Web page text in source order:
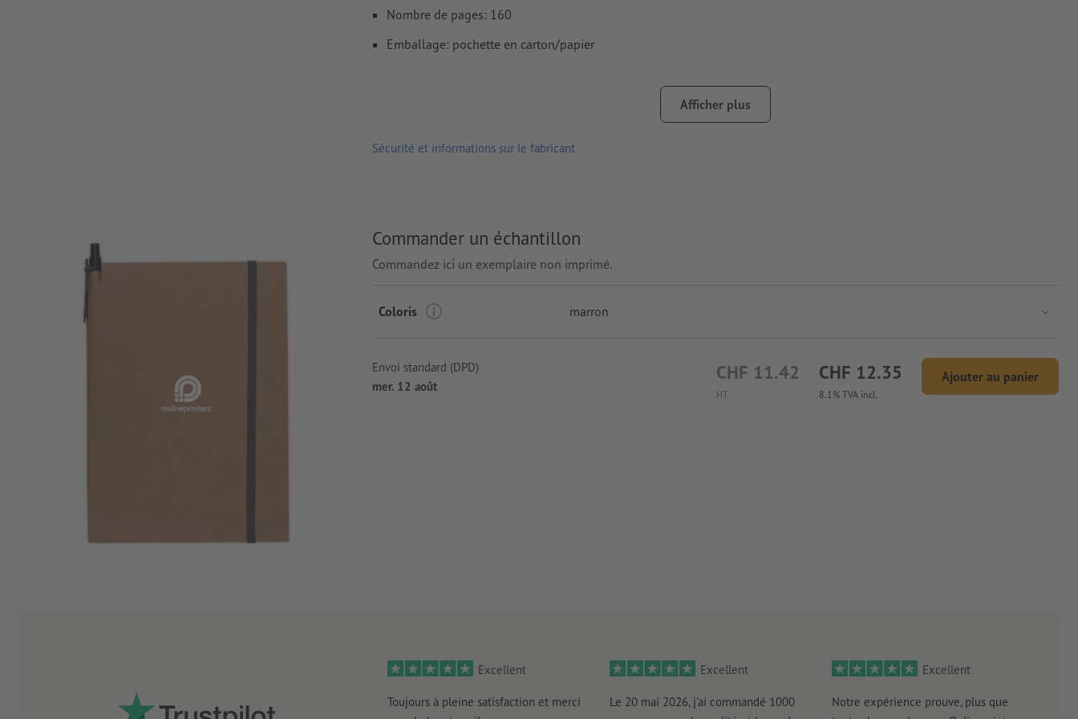
Nombre de pages: 160
Emballage: pochette en carton/papier
Afficher plus
Sécurité et informations sur le fabricant
Commander un échantillon
Commandez ici un exemplaire non imprimé.
Coloris marron
HT
CHF 11.42
8.1% TVA incl.
CHF 12.35 Ajouter au panier
Envoi standard (DPD)
mer. 12 août
Excellent
Toujours à pleine satisfaction et merci
Excellent
Le 20 mai 2026, j'ai commandé 1000
Excellent
Notre expérience prouve, plus que